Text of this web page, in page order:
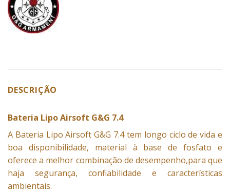
DESCRIÇÃO
Bateria Lipo Airsoft G&G 7.4
A Bateria Lipo Airsoft G&G 7.4 tem longo ciclo de vida e
boa disponibilidade, material à base de fosfato e
oferece a melhor combinação de desempenho,para que
haja segurança, confiabilidade e características
ambientais.